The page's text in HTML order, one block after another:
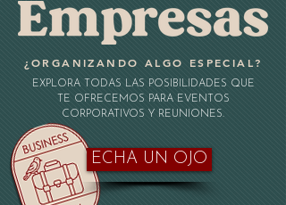
¿ORGANIZANDO ALGO ESPECIAL?
EXPLORA TODAS LAS POSIBILIDADES QUE
TE OFRECEMOS PARA EVENTOS
CORPORATIVOS Y REUNIONES.
ECHA UN OJO